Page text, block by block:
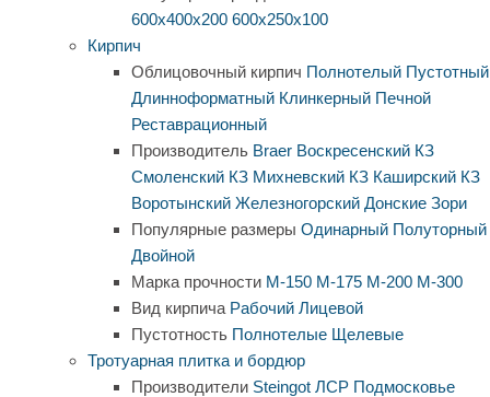
600х400х200 600х250х100
Кирпич
Облицовочный кирпич Полнотелый Пустотный
Длинноформатный Клинкерный Печной
Реставрационный
Производитель Braer Воскресенский КЗ
Смоленский КЗ Михневский КЗ Каширский КЗ
Воротынский Железногорский Донские Зори
Популярные размеры Одинарный Полуторный
Двойной
Марка прочности М-150 М-175 М-200 М-300
Вид кирпича Рабочий Лицевой
Пустотность Полнотелые Щелевые
Тротуарная плитка и бордюр
Производители Steingot ЛСР Подмосковье